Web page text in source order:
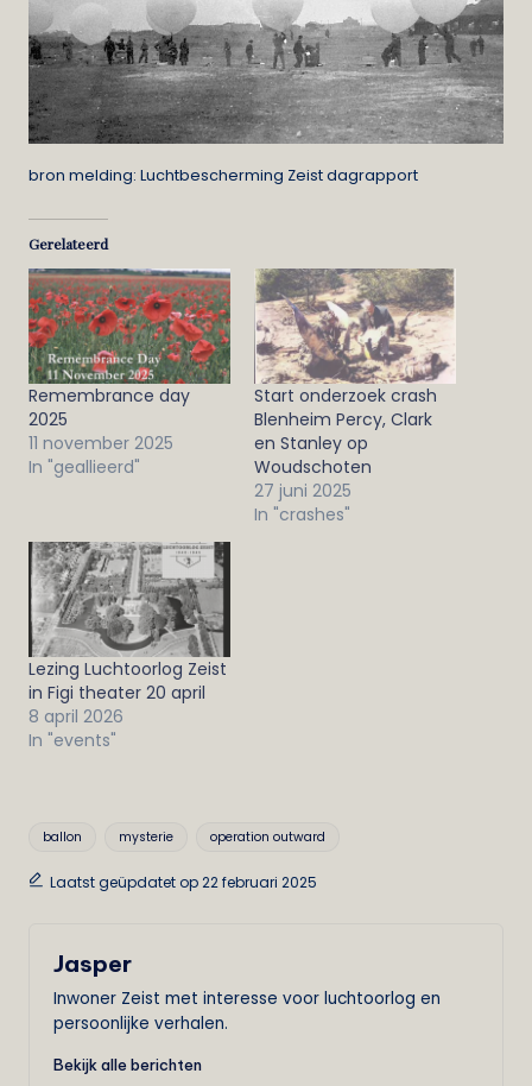
bron melding: Luchtbescherming Zeist dagrapport
Gerelateerd
Remembrance day
2025
11 november 2025
In "geallieerd"
Start onderzoek crash
Blenheim Percy, Clark
en Stanley op
Woudschoten
27 juni 2025
In "crashes"
Lezing Luchtoorlog Zeist
in Figi theater 20 april
8 april 2026
In "events"
Tags:
ballon mysterie operation outward
Laatst geüpdatet op 22 februari 2025
Jasper
Inwoner Zeist met interesse voor luchtoorlog en
persoonlijke verhalen.
Bekijk alle berichten